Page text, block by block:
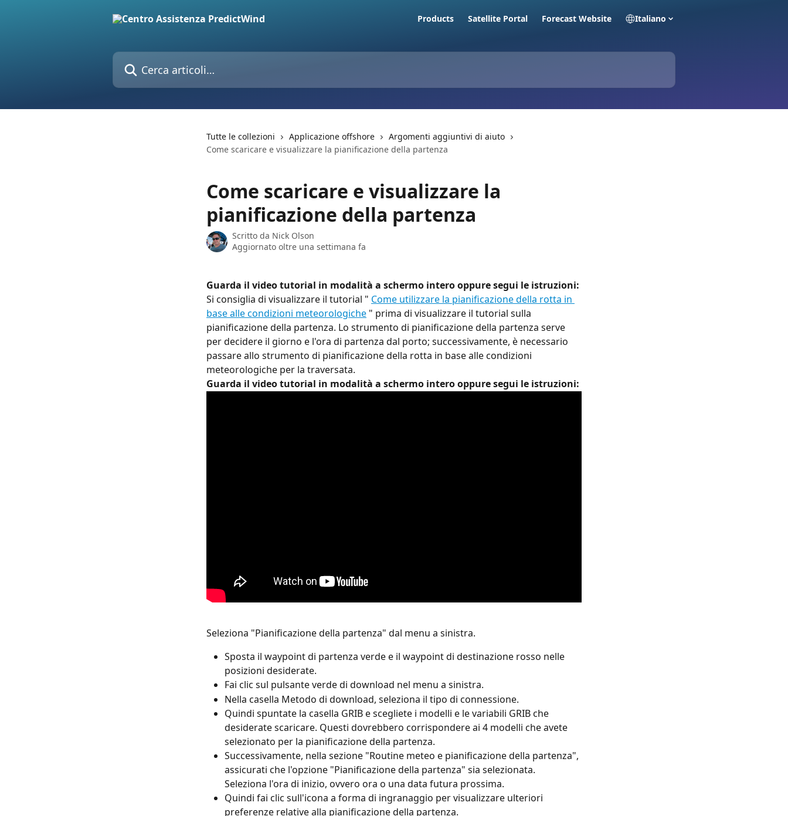
Products Satellite Portal Forecast Website Italiano
Cerca articoli…
Tutte le collezioni Applicazione offshore
Argomenti aggiuntivi di aiuto
Come scaricare e visualizzare la pianificazione della partenza
Come scaricare e visualizzare la
pianificazione della partenza
Scritto da Nick Olson
Aggiornato oltre una settimana fa
Guarda il video tutorial in modalità a schermo intero oppure segui le istruzioni:
Si consiglia di visualizzare il tutorial " Come utilizzare la pianificazione della rotta in
base alle condizioni meteorologiche " prima di visualizzare il tutorial sulla
pianificazione della partenza. Lo strumento di pianificazione della partenza serve
per decidere il giorno e l'ora di partenza dal porto; successivamente, è necessario
passare allo strumento di pianificazione della rotta in base alle condizioni
meteorologiche per la traversata.
Guarda il video tutorial in modalità a schermo intero oppure segui le istruzioni:
Seleziona "Pianificazione della partenza" dal menu a sinistra.
Sposta il waypoint di partenza verde e il waypoint di destinazione rosso nelle
posizioni desiderate.
Fai clic sul pulsante verde di download nel menu a sinistra.
Nella casella Metodo di download, seleziona il tipo di connessione.
Quindi spuntate la casella GRIB e scegliete i modelli e le variabili GRIB che
desiderate scaricare. Questi dovrebbero corrispondere ai 4 modelli che avete
selezionato per la pianificazione della partenza.
Successivamente, nella sezione "Routine meteo e pianificazione della partenza",
assicurati che l'opzione "Pianificazione della partenza" sia selezionata.
Seleziona l'ora di inizio, ovvero ora o una data futura prossima.
Quindi fai clic sull'icona a forma di ingranaggio per visualizzare ulteriori
preferenze relative alla pianificazione della partenza.